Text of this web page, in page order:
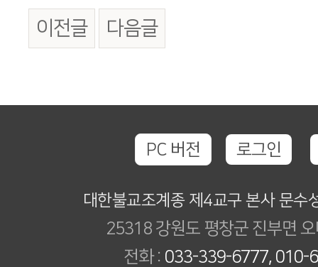
이전글 다음글
PC 버전 로그인
대한불교조계종 제4교구 본사 문수
25318 강원도 평창군 진부면
전화 : 033-339-6777, 010-